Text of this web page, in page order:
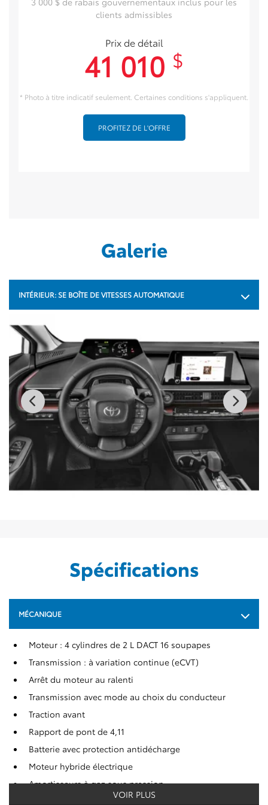
Galerie
INTÉRIEUR:SE BOÎTE DE VITESSES AUTOMATIQUE
Spécifications
MÉCANIQUE
Moteur : 4 cylindres de 2 L DACT 16 soupapes
Transmission : à variation continue (eCVT)
Arrêt du moteur au ralenti
Transmission avec mode au choix du conducteur
Traction avant
Rapport de pont de 4,11
Batterie avec protection antidécharge
Moteur hybride électrique
Amortisseurs à gaz sous pression
Barre antiroulis avant et arrière
VOIR PLUS
clients admissibles
Prix de détail
41 010 $
* Photo à titre indicatif seulement. Certaines conditions s'appliquent.
PROFITEZ DE L'OFFRE